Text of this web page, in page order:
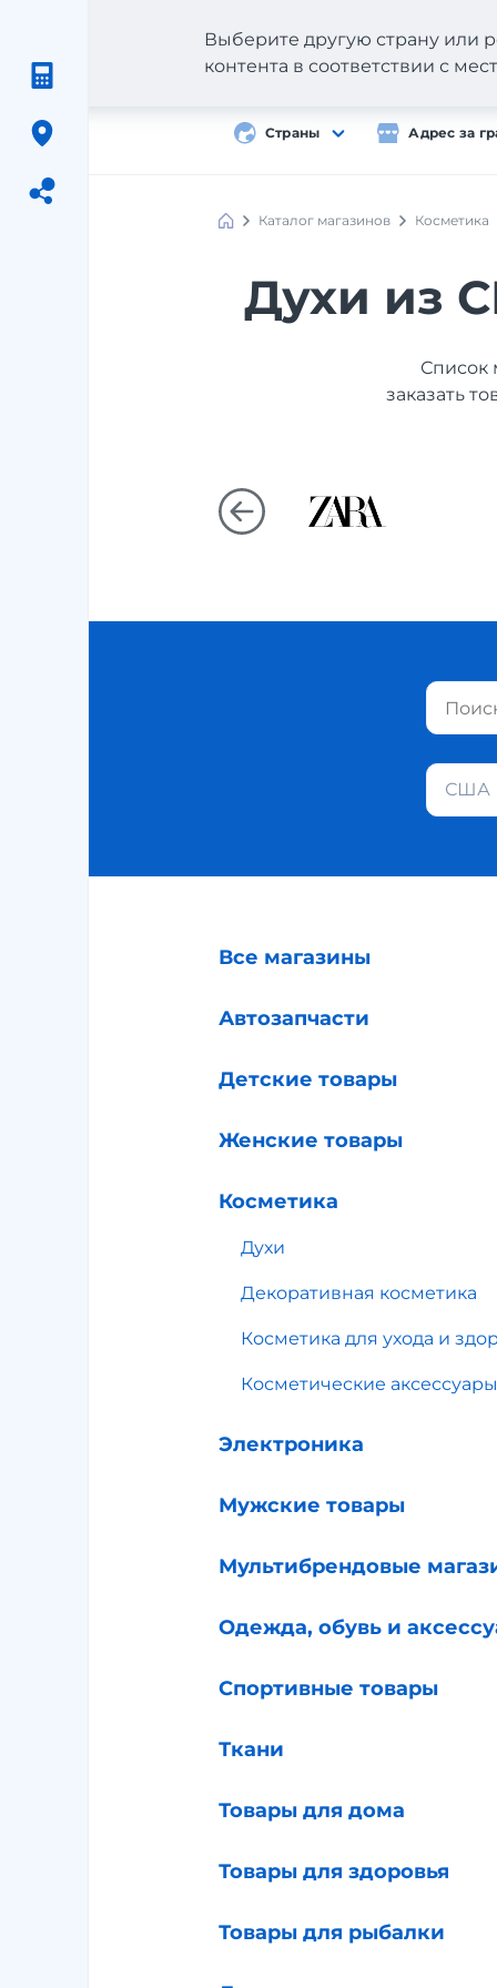
Страны Адрес за
Выберите другую страну или
контента в соответствии с
Meest
Каталог магазинов Косметика
Духи из
Список
заказать
США
Все магазины
Автозапчасти
Детские товары
Женские товары
Косметика
Духи
Декоративная косметика
Косметика для ухода и
Косметические аксессуары
Электроника
Мужские товары
Мультибрендовые
Одежда, обувь и
Спортивные товары
Ткани
Товары для дома
Товары для здоровья
Товары для рыбалки